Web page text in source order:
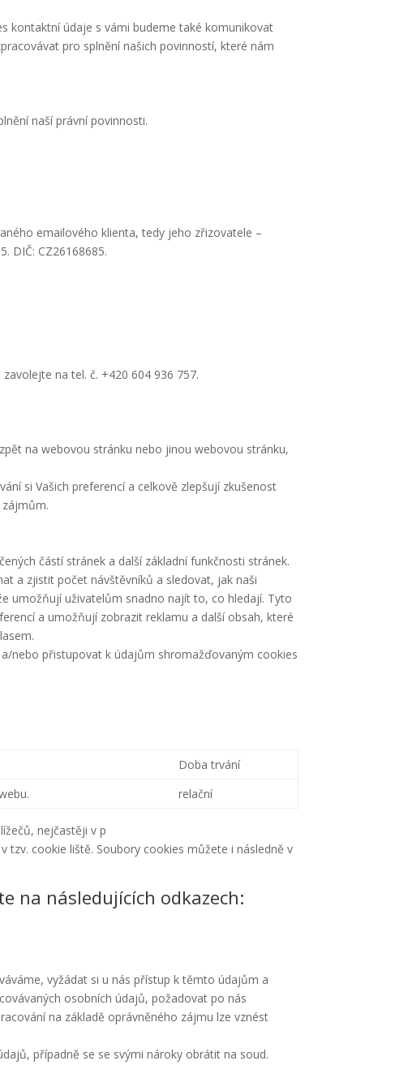
kontaktní údaje s vámi budeme také komunikovat
pro splnění našich povinností, které nám
naší právní povinnosti.
emailového klienta, tedy jeho zřizovatele –
DIČ: CZ26168685.
na tel. č. +420 604 936 757.
na webovou stránku nebo jinou webovou stránku,
si Vašich preferencí a celkově zlepšují zkušenost
částí stránek a další základní funkčnosti stránek.
a zjistit počet návštěvníků a sledovat, jak naši
umožňují uživatelům snadno najít to, co hledají. Tyto
a umožňují zobrazit reklamu a další obsah, které
nebo přistupovat k údajům shromažďovaným cookies
Doba trvání
relační
nejčastěji v p
cookie liště. Soubory cookies můžete i následně v
na následujících odkazech:
vyžádat si u nás přístup k těmto údajům a
osobních údajů, požadovat po nás
na základě oprávněného zájmu lze vznést
případně se se svými nároky obrátit na soud.